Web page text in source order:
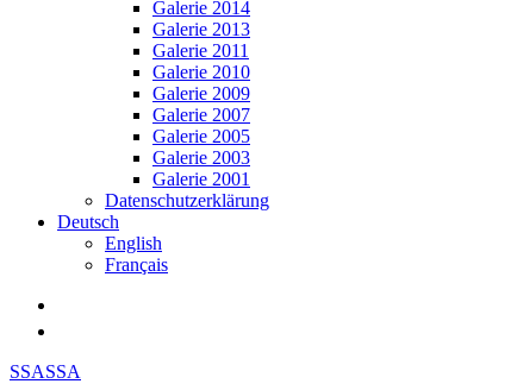
Galerie 2014
Galerie 2013
Galerie 2011
Galerie 2010
Galerie 2009
Galerie 2007
Galerie 2005
Galerie 2003
Galerie 2001
Datenschutzerklärung
Deutsch
English
Français
SSASSA